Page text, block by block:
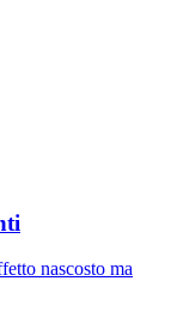
nascosto ma